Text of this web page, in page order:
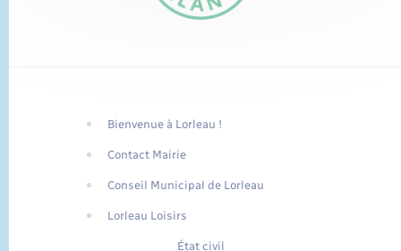
Traduction du
FR
Bienvenue à Lorleau !
Contact Mairie
Conseil Municipal de Lorleau
Lorleau Loisirs
État civil